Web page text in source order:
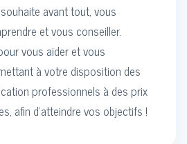
avant tout, vous
et vous conseiller.
vous aider et vous
à votre disposition des
professionnels à des prix
afin d’atteindre vos objectifs !